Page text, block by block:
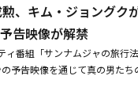
つ？ その前に俺がYouTube
」とたしなめられて叱られた
をやる人が泣いて喜ぶビジ
、彼のファンである1人の少女
少女は2013年生まれだと明
引いた。先立ってBIGBANG
バレーミュージック＆アーツ
約60分間、情熱的なステージ
界を魅了！「とてつもなく大
ゼルスでサッカー観戦！ソン
#Daesung #BIGBANG #
、キム・ジョングク
告映像が解禁
ィ番組「サンナムジャの旅行
予告映像を通じて真の男た
P（知覚型）な男たちのリア